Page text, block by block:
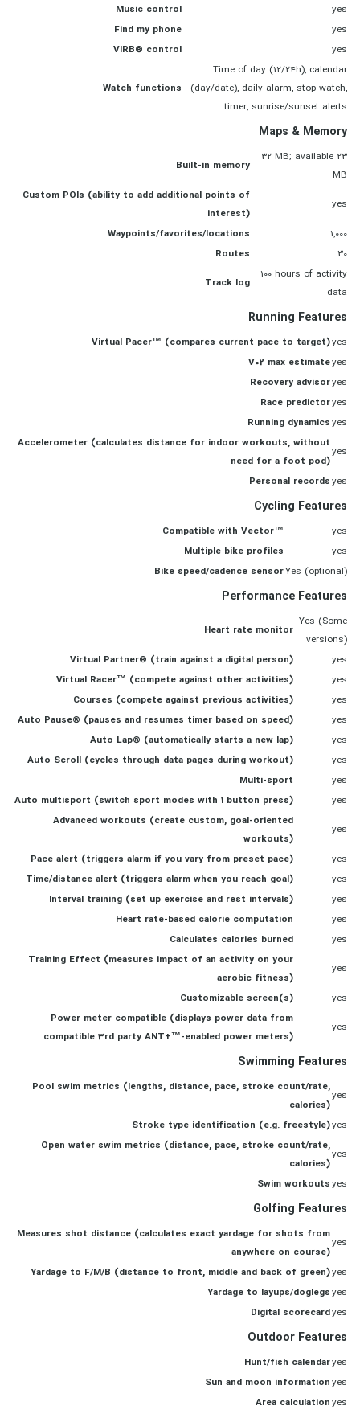
Music control
yes
Find my phone
yes
VIRB® control
yes
Watch functions
Time of day (12/24h), calendar
(day/date), daily alarm, stop watch,
timer, sunrise/sunset alerts
Maps & Memory
Built-in memory
32 MB; available 23
MB
Custom POIs (ability to add additional points of
interest)
yes
Waypoints/favorites/locations
1,000
Routes
30
Track log
100 hours of activity
data
Running Features
Virtual Pacer™ (compares current pace to target)yes
V02 max estimateyes
Recovery advisoryes
Race predictoryes
Running dynamicsyes
Accelerometer (calculates distance for indoor workouts, without
need for a foot pod)
yes
Personal recordsyes
Cycling Features
Compatible with Vector™
yes
Multiple bike profiles
yes
Bike speed/cadence sensorYes (optional)
Performance Features
Heart rate monitor
Yes (Some
versions)
Virtual Partner® (train against a digital person)
yes
Virtual Racer™ (compete against other activities)
yes
Courses (compete against previous activities)
yes
Auto Pause® (pauses and resumes timer based on speed)
yes
Auto Lap® (automatically starts a new lap)
yes
Auto Scroll (cycles through data pages during workout)
yes
Multi-sport
yes
Auto multisport (switch sport modes with 1 button press)
yes
Advanced workouts (create custom, goal-oriented
workouts)
yes
Pace alert (triggers alarm if you vary from preset pace)
yes
Time/distance alert (triggers alarm when you reach goal)
yes
Interval training (set up exercise and rest intervals)
yes
Heart rate-based calorie computation
yes
Calculates calories burned
yes
Training Effect (measures impact of an activity on your
aerobic fitness)
yes
Customizable screen(s)
yes
Power meter compatible (displays power data from
compatible 3rd party ANT+™-enabled power meters)
yes
Swimming Features
Pool swim metrics (lengths, distance, pace, stroke count/rate,
calories)
yes
Stroke type identification (e.g. freestyle)yes
Open water swim metrics (distance, pace, stroke count/rate,
calories)
yes
Swim workoutsyes
Golfing Features
Measures shot distance (calculates exact yardage for shots from
anywhere on course)
yes
Yardage to F/M/B (distance to front, middle and back of green)yes
Yardage to layups/doglegsyes
Digital scorecardyes
Outdoor Features
Hunt/fish calendaryes
Sun and moon informationyes
Area calculationyes